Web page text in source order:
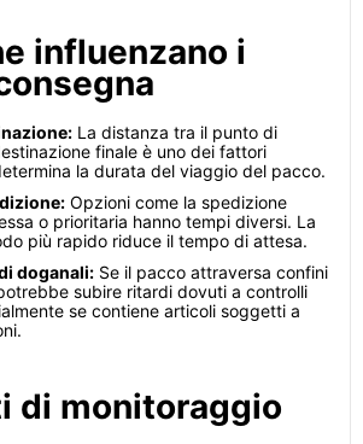
influenzano i
La distanza tra il punto di
finale è uno dei fattori
la durata del viaggio del pacco.
Opzioni come la spedizione
o prioritaria hanno tempi diversi. La
più rapido riduce il tempo di attesa.
doganali: Se il pacco attraversa confini
subire ritardi dovuti a controlli
se contiene articoli soggetti a
di monitoraggio